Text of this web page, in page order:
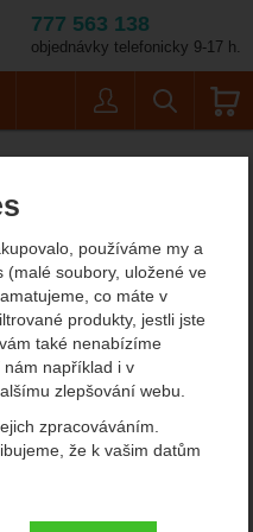
používáme my a
(malé soubory, uložené ve
co máte v
produkty, jestli jste
také nenabízíme
například i v
zlepšování webu.
zpracováváním.
že k vašim datům
kategoriemi
777 563 138
objednávky telefonicky 9-17 h.
Velikost: 10.5 / Barva:
GTX